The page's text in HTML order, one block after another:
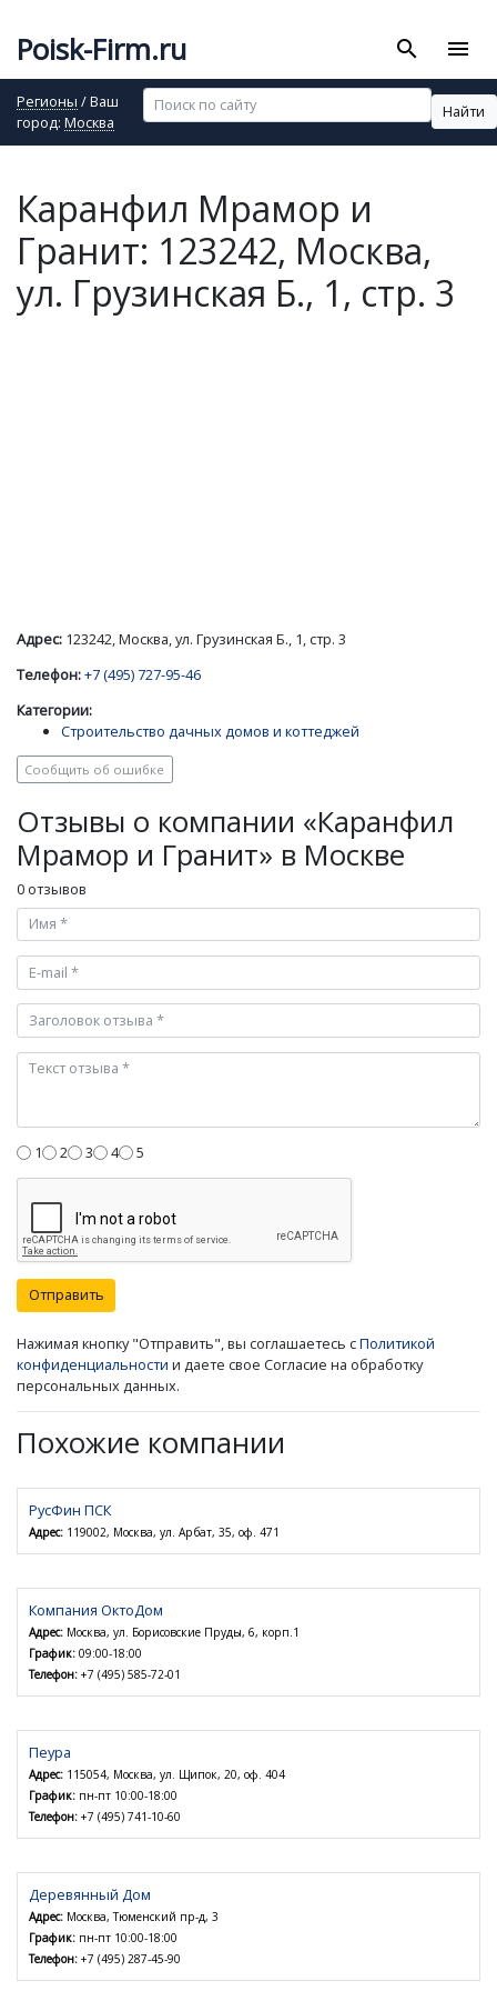
Poisk-Firm.ru search menu
Регионы / Ваш
город: Москва
Найти
Каранфил Мрамор и
Гранит: 123242, Москва,
ул. Грузинская Б., 1, стр. 3
Адрес: 123242, Москва, ул. Грузинская Б., 1, стр. 3
Телефон:+7 (495) 727-95-46
Категории:
Строительство дачных домов и коттеджей
Сообщить об ошибке
Отзывы о компании «Каранфил
Мрамор и Гранит» в Москве
0 отзывов
1 2 3 4 5
Отправить
Нажимая кнопку "Отправить", вы соглашаетесь сПолитикой
конфиденциальности и даете свое Согласие на обработку
персональных данных.
Похожие компании
РусФин ПСК
Адрес: 119002, Москва, ул. Арбат, 35, оф. 471
Компания ОктоДом
Адрес: Москва, ул. Борисовские Пруды, 6, корп.1
График: 09:00-18:00
Телефон: +7 (495) 585-72-01
Пеура
Адрес: 115054, Москва, ул. Щипок, 20, оф. 404
График: пн-пт 10:00-18:00
Телефон: +7 (495) 741-10-60
Деревянный Дом
Адрес: Москва, Тюменский пр-д, 3
График: пн-пт 10:00-18:00
Телефон: +7 (495) 287-45-90